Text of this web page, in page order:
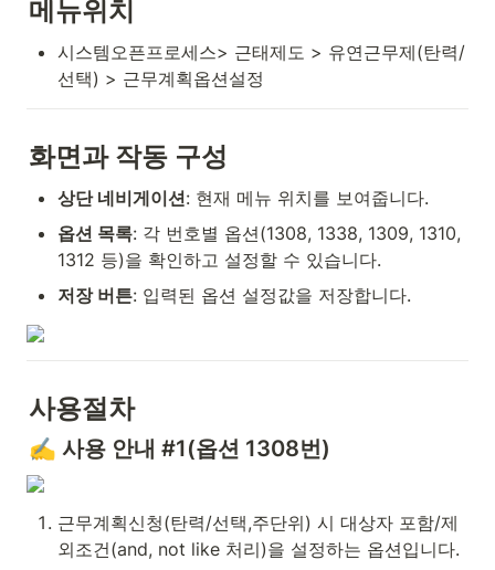
메뉴위치
시스템오픈프로세스> 근태제도 > 유연근무제(탄력/
선택) > 근무계획옵션설정
화면과 작동 구성
상단 네비게이션: 현재 메뉴 위치를 보여줍니다.
옵션 목록: 각 번호별 옵션(1308, 1338, 1309, 1310,
1312 등)을 확인하고 설정할 수 있습니다.
저장 버튼: 입력된 옵션 설정값을 저장합니다.
사용절차
✍️ 사용 안내 #1(옵션 1308번)
근무계획신청(탄력/선택,주단위) 시 대상자 포함/제
외조건(and, not like 처리)을 설정하는 옵션입니다.